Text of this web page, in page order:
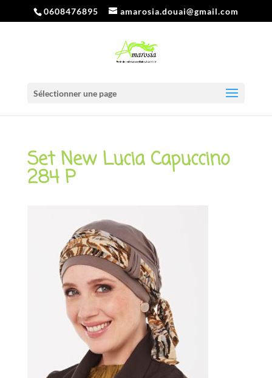
0608476895 amarosia.douai@gmail.com
Sélectionner une page
Set New Lucia Capuccino
284 P